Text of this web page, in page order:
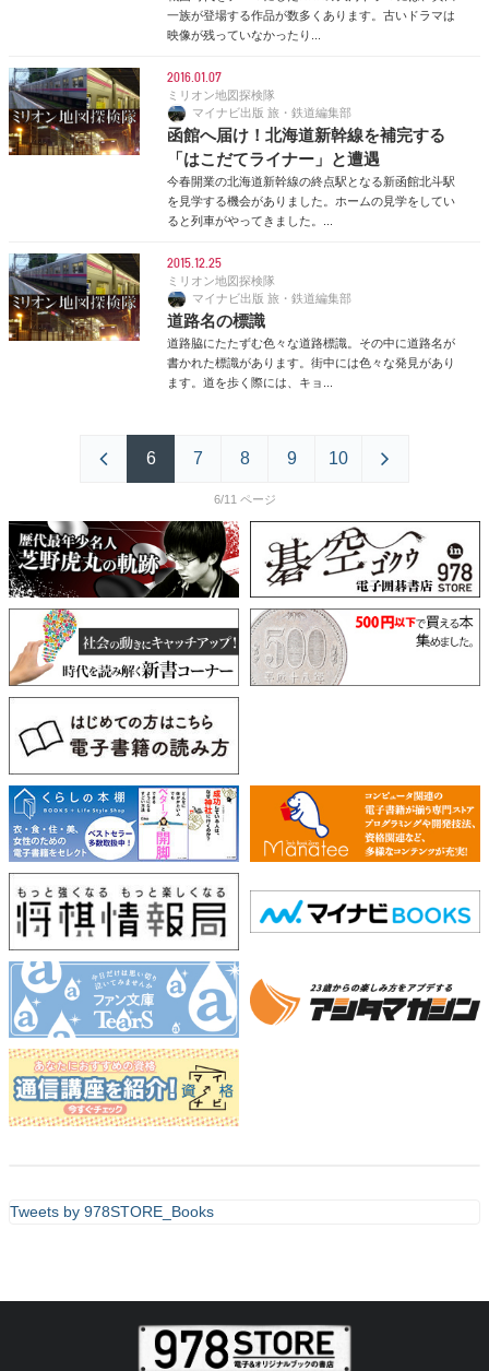
一族が登場する作品が数多くあります。古いドラマは
映像が残っていなかったり...
2016.01.07
ミリオン地図探検隊
マイナビ出版 旅・鉄道編集部
函館へ届け！北海道新幹線を補完する
「はこだてライナー」と遭遇
今春開業の北海道新幹線の終点駅となる新函館北斗駅
を見学する機会がありました。ホームの見学をしてい
ると列車がやってきました。...
2015.12.25
ミリオン地図探検隊
マイナビ出版 旅・鉄道編集部
道路名の標識
道路脇にたたずむ色々な道路標識。その中に道路名が
書かれた標識があります。街中には色々な発見があり
ます。道を歩く際には、キョ...
6/11
6 7 8 9 10
Tweets by 978STORE_Books